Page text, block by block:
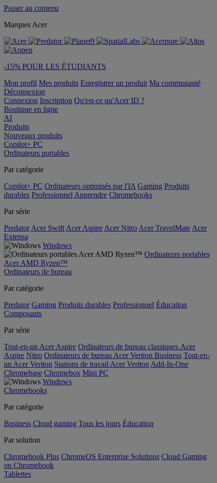
Passer au contenu
Marques Acer
-15% POUR LES ÉTUDIANTS
Mon profil Mes produits Enregistrer un produit Ma communauté
Déconnexion
Connexion Inscription Qu'est-ce qu'Acer ID ?
Boutique en ligne
AI
Produits
Nouveaux produits
Copilot+ PC
Ordinateurs portables
Par catégorie
Copilot+ PC Ordinateurs optimisés par l'IA Gaming Produits
durables Professionnel Apprendre Chromebooks
Par série
Predator Acer Swift Acer Aspire Acer Nitro Acer TravelMate Acer
Extensa
Windows
Ordinateurs portables
Acer AMD Ryzen™
Ordinateurs de bureau
Par catégorie
Predator Gaming Produits durables Professionnel Éducation
Composants
Par série
Tout-en-un Acer Aspire Ordinateurs de bureau classiques Acer
Aspire Nitro Ordinateurs de bureau Acer Veriton Business Tout-en-
un Acer Veriton Stations de travail Acer Veriton Add-In-One
Chromebase Chromebox Mini PC
Windows
Chromebooks
Par catégorie
Business Cloud gaming Tous les jours Éducation
Par solution
Chromebook Plus ChromeOS Enterprise Solutions Cloud Gaming
on Chromebook
Tablettes